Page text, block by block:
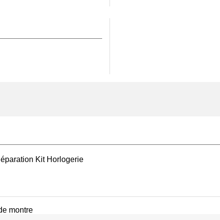
d'utiliser un
à vous équiper
sans compromettre
d’excellence
une
Kit Horlogerie
montre